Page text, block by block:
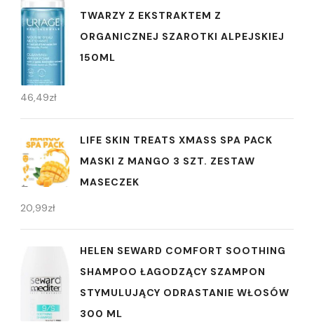
TWARZY Z EKSTRAKTEM Z
ORGANICZNEJ SZAROTKI ALPEJSKIEJ
150ML
46,49zł
LIFE SKIN TREATS XMASS SPA PACK
MASKI Z MANGO 3 SZT. ZESTAW
MASECZEK
20,99zł
HELEN SEWARD COMFORT SOOTHING
SHAMPOO ŁAGODZĄCY SZAMPON
STYMULUJĄCY ODRASTANIE WŁOSÓW
300 ML